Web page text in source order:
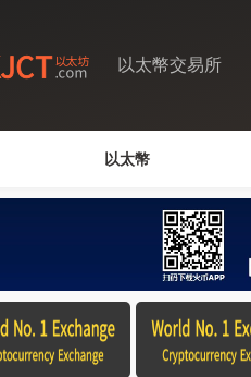
以太幣交易所
以太幣